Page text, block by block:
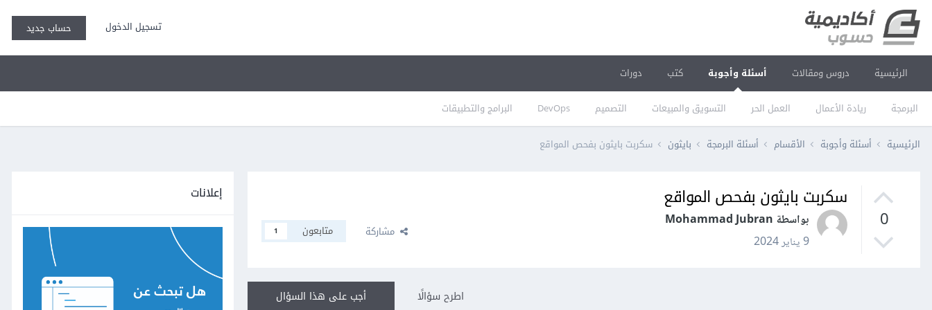
تسجيل الدخول حساب جديد
الرئيسية دروس ومقالات أسئلة وأجوبة
البرمجة ريادة الأعمال العمل الحر التسويق والمبيعات التصميم DevOps البرامج والتطبيقات
كتب دورات
الرئيسية أسئلة وأجوبة الأقسام أسئلة البرمجة بايثون سكربت بايثون بفحص المواقع
0
سكربت بايثون بفحص المواقع
بواسطة Mohammad Jubran
9 يناير 2024
مشاركة متابعون 1
أجب على هذا السؤال اطرح سؤالًا
إعلانات